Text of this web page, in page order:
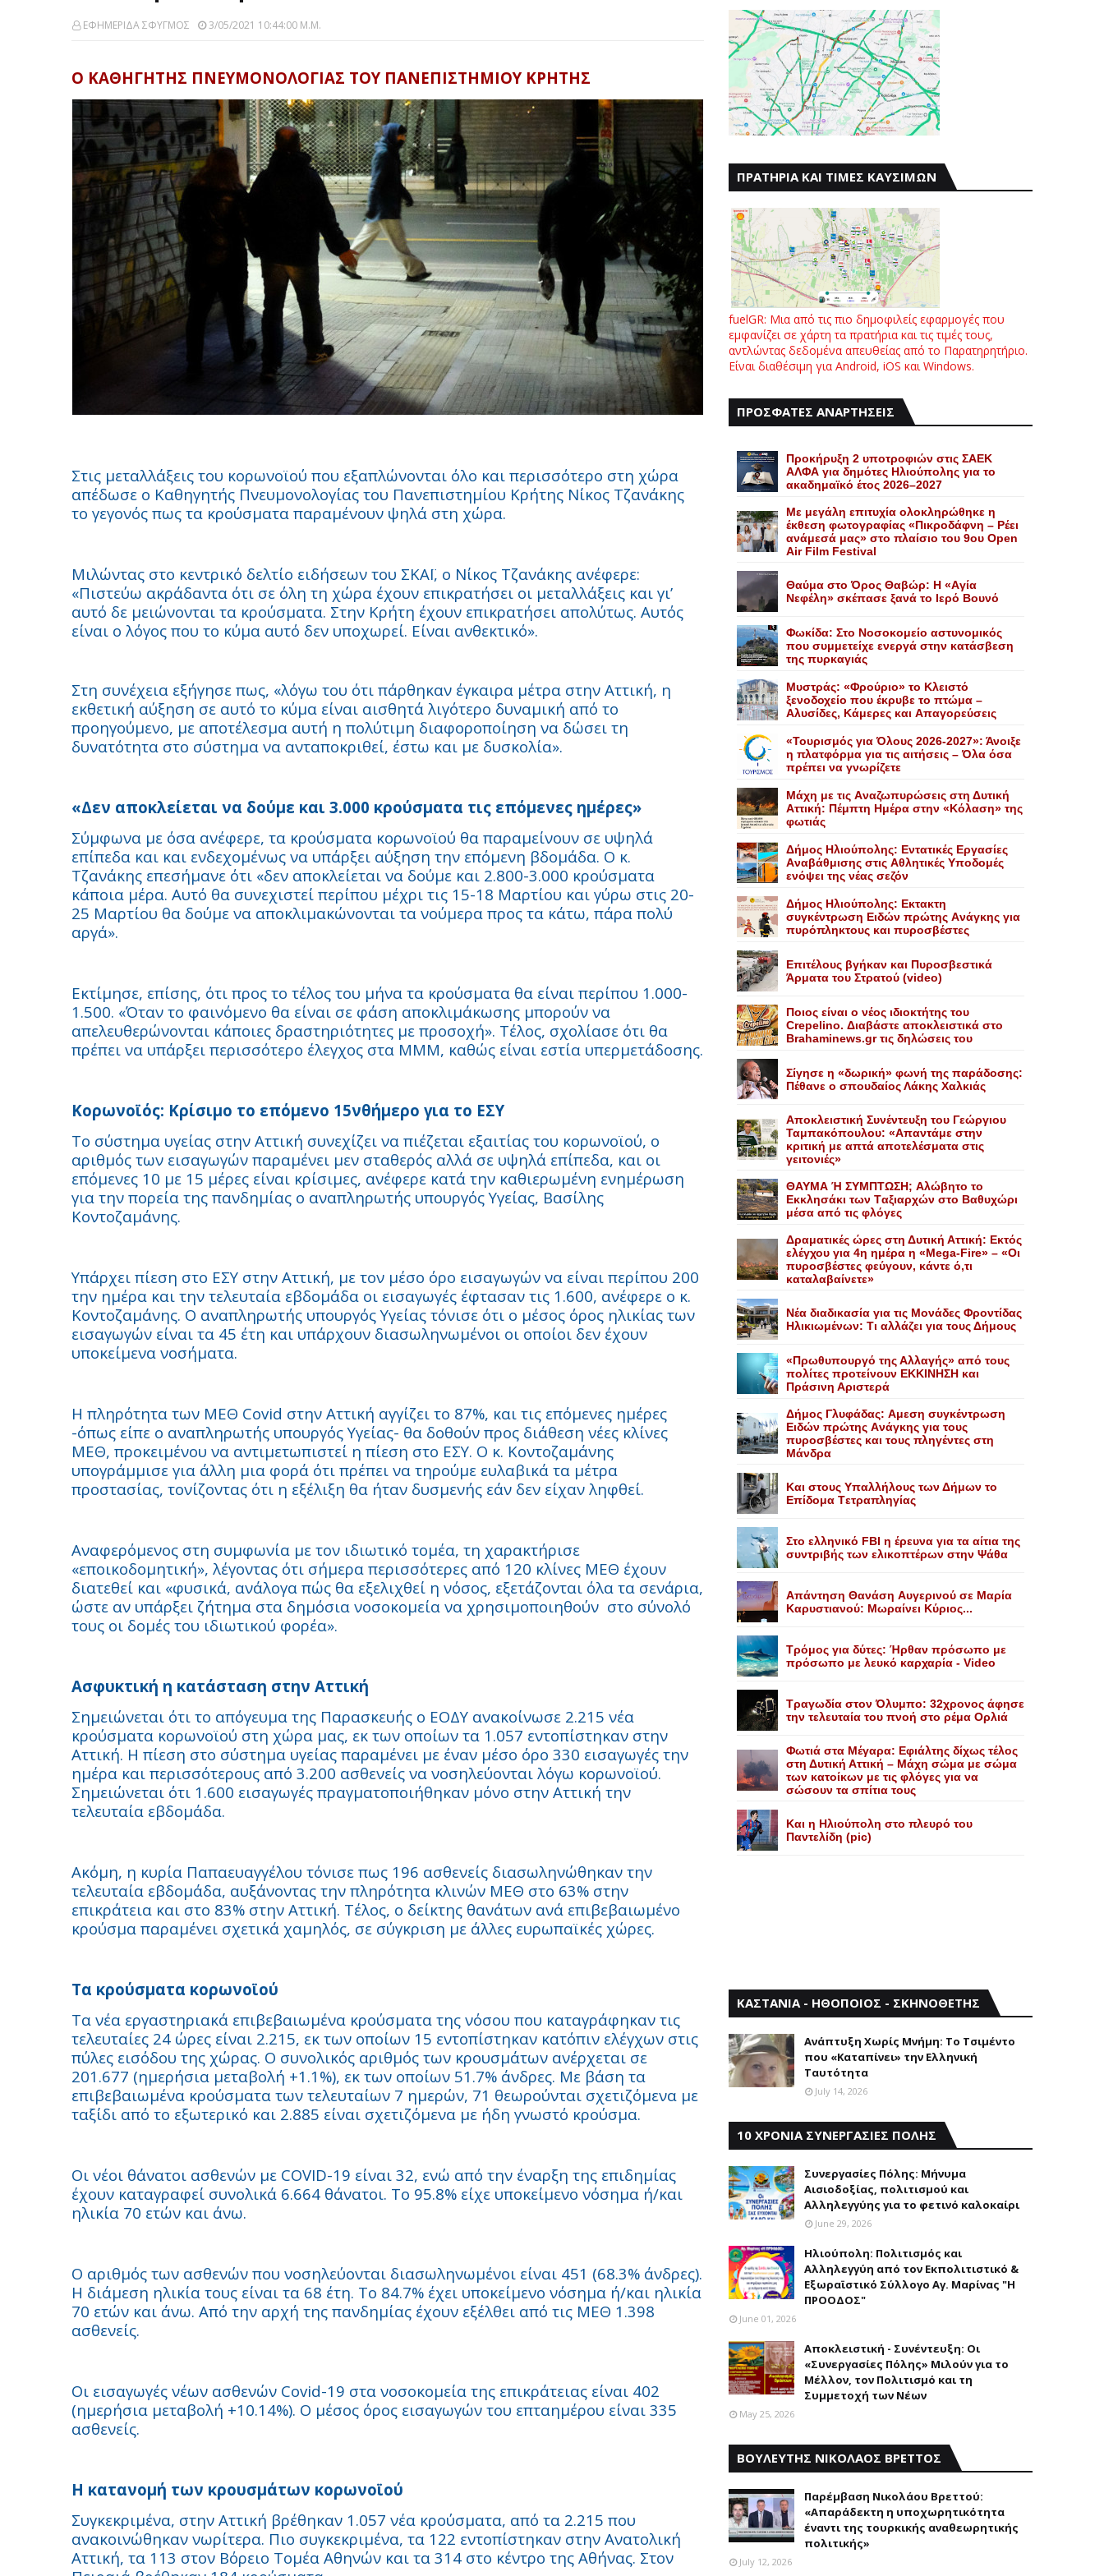
ΕΦΗΜΕΡΙΔΑ ΣΦΥΓΜΟΣ 3/05/2021 10:44:00 Μ.μ.
Ο ΚΑΘΗΓΗΤΗΣ ΠΝΕΥΜΟΝΟΛΟΓΙΑΣ ΤΟΥ ΠΑΝΕΠΙΣΤΗΜΙΟΥ ΚΡΗΤΗΣ
Στις μεταλλάξεις του κορωνοϊού που εξαπλώνονται όλο και περισσότερο στη χώρα
απέδωσε ο Καθηγητής Πνευμονολογίας του Πανεπιστημίου Κρήτης Νίκος Τζανάκης
το γεγονός πως τα κρούσματα παραμένουν ψηλά στη χώρα.
Μιλώντας στο κεντρικό δελτίο ειδήσεων του ΣΚΑΪ, ο Νίκος Τζανάκης ανέφερε:
«Πιστεύω ακράδαντα ότι σε όλη τη χώρα έχουν επικρατήσει οι μεταλλάξεις και γι’
αυτό δε μειώνονται τα κρούσματα. Στην Κρήτη έχουν επικρατήσει απολύτως. Αυτός
είναι ο λόγος που το κύμα αυτό δεν υποχωρεί. Είναι ανθεκτικό».
Στη συνέχεια εξήγησε πως, «λόγω του ότι πάρθηκαν έγκαιρα μέτρα στην Αττική, η
εκθετική αύξηση σε αυτό το κύμα είναι αισθητά λιγότερο δυναμική από το
προηγούμενο, με αποτέλεσμα αυτή η πολύτιμη διαφοροποίηση να δώσει τη
δυνατότητα στο σύστημα να ανταποκριθεί, έστω και με δυσκολία».
«Δεν αποκλείεται να δούμε και 3.000 κρούσματα τις επόμενες ημέρες»
Σύμφωνα με όσα ανέφερε, τα κρούσματα κορωνοϊού θα παραμείνουν σε υψηλά
επίπεδα και και ενδεχομένως να υπάρξει αύξηση την επόμενη βδομάδα. Ο κ.
Τζανάκης επεσήμανε ότι «δεν αποκλείεται να δούμε και 2.800-3.000 κρούσματα
κάποια μέρα. Αυτό θα συνεχιστεί περίπου μέχρι τις 15-18 Μαρτίου και γύρω στις 20-
25 Μαρτίου θα δούμε να αποκλιμακώνονται τα νούμερα προς τα κάτω, πάρα πολύ
αργά».
Εκτίμησε, επίσης, ότι προς το τέλος του μήνα τα κρούσματα θα είναι περίπου 1.000-
1.500. «Όταν το φαινόμενο θα είναι σε φάση αποκλιμάκωσης μπορούν να
απελευθερώνονται κάποιες δραστηριότητες με προσοχή». Τέλος, σχολίασε ότι θα
πρέπει να υπάρξει περισσότερο έλεγχος στα ΜΜΜ, καθώς είναι εστία υπερμετάδοσης.
Κορωνοϊός: Κρίσιμο το επόμενο 15νθήμερο για το ΕΣΥ
Το σύστημα υγείας στην Αττική συνεχίζει να πιέζεται εξαιτίας του κορωνοϊού, ο
αριθμός των εισαγωγών παραμένει μεν σταθερός αλλά σε υψηλά επίπεδα, και οι
επόμενες 10 με 15 μέρες είναι κρίσιμες, ανέφερε κατά την καθιερωμένη ενημέρωση
για την πορεία της πανδημίας ο αναπληρωτής υπουργός Υγείας, Βασίλης
Κοντοζαμάνης.
Υπάρχει πίεση στο ΕΣΥ στην Αττική, με τον μέσο όρο εισαγωγών να είναι περίπου 200
την ημέρα και την τελευταία εβδομάδα οι εισαγωγές έφτασαν τις 1.600, ανέφερε ο κ.
Κοντοζαμάνης. Ο αναπληρωτής υπουργός Υγείας τόνισε ότι ο μέσος όρος ηλικίας των
εισαγωγών είναι τα 45 έτη και υπάρχουν διασωληνωμένοι οι οποίοι δεν έχουν
υποκείμενα νοσήματα.
Η πληρότητα των ΜΕΘ Covid στην Αττική αγγίζει το 87%, και τις επόμενες ημέρες
-όπως είπε ο αναπληρωτής υπουργός Υγείας- θα δοθούν προς διάθεση νέες κλίνες
ΜΕΘ, προκειμένου να αντιμετωπιστεί η πίεση στο ΕΣΥ. Ο κ. Κοντοζαμάνης
υπογράμμισε για άλλη μια φορά ότι πρέπει να τηρούμε ευλαβικά τα μέτρα
προστασίας, τονίζοντας ότι η εξέλιξη θα ήταν δυσμενής εάν δεν είχαν ληφθεί.
Αναφερόμενος στη συμφωνία με τον ιδιωτικό τομέα, τη χαρακτήρισε
«εποικοδομητική», λέγοντας ότι σήμερα περισσότερες από 120 κλίνες ΜΕΘ έχουν
διατεθεί και «φυσικά, ανάλογα πώς θα εξελιχθεί η νόσος, εξετάζονται όλα τα σενάρια,
ώστε αν υπάρξει ζήτημα στα δημόσια νοσοκομεία να χρησιμοποιηθούν στο σύνολό
τους οι δομές του ιδιωτικού φορέα».
Ασφυκτική η κατάσταση στην Αττική
Σημειώνεται ότι το απόγευμα της Παρασκευής ο ΕΟΔΥ ανακοίνωσε 2.215 νέα
κρούσματα κορωνοϊού στη χώρα μας, εκ των οποίων τα 1.057 εντοπίστηκαν στην
Αττική. Η πίεση στο σύστημα υγείας παραμένει με έναν μέσο όρο 330 εισαγωγές την
ημέρα και περισσότερους από 3.200 ασθενείς να νοσηλεύονται λόγω κορωνοϊού.
Σημειώνεται ότι 1.600 εισαγωγές πραγματοποιήθηκαν μόνο στην Αττική την
τελευταία εβδομάδα.
Ακόμη, η κυρία Παπαευαγγέλου τόνισε πως 196 ασθενείς διασωληνώθηκαν την
τελευταία εβδομάδα, αυξάνοντας την πληρότητα κλινών ΜΕΘ στο 63% στην
επικράτεια και στο 83% στην Αττική. Τέλος, ο δείκτης θανάτων ανά επιβεβαιωμένο
κρούσμα παραμένει σχετικά χαμηλός, σε σύγκριση με άλλες ευρωπαϊκές χώρες.
Τα κρούσματα κορωνοϊού
Τα νέα εργαστηριακά επιβεβαιωμένα κρούσματα της νόσου που καταγράφηκαν τις
τελευταίες 24 ώρες είναι 2.215, εκ των οποίων 15 εντοπίστηκαν κατόπιν ελέγχων στις
πύλες εισόδου της χώρας. Ο συνολικός αριθμός των κρουσμάτων ανέρχεται σε
201.677 (ημερήσια μεταβολή +1.1%), εκ των οποίων 51.7% άνδρες. Με βάση τα
επιβεβαιωμένα κρούσματα των τελευταίων 7 ημερών, 71 θεωρούνται σχετιζόμενα με
ταξίδι από το εξωτερικό και 2.885 είναι σχετιζόμενα με ήδη γνωστό κρούσμα.
Οι νέοι θάνατοι ασθενών με COVID-19 είναι 32, ενώ από την έναρξη της επιδημίας
έχουν καταγραφεί συνολικά 6.664 θάνατοι. Το 95.8% είχε υποκείμενο νόσημα ή/και
ηλικία 70 ετών και άνω.
Ο αριθμός των ασθενών που νοσηλεύονται διασωληνωμένοι είναι 451 (68.3% άνδρες).
Η διάμεση ηλικία τους είναι τα 68 έτη. To 84.7% έχει υποκείμενο νόσημα ή/και ηλικία
70 ετών και άνω. Από την αρχή της πανδημίας έχουν εξέλθει από τις ΜΕΘ 1.398
ασθενείς.
Οι εισαγωγές νέων ασθενών Covid-19 στα νοσοκομεία της επικράτειας είναι 402
(ημερήσια μεταβολή +10.14%). Ο μέσος όρος εισαγωγών του επταημέρου είναι 335
ασθενείς.
Η κατανομή των κρουσμάτων κορωνοϊού
Συγκεκριμένα, στην Αττική βρέθηκαν 1.057 νέα κρούσματα, από τα 2.215 που
ανακοινώθηκαν νωρίτερα. Πιο συγκεκριμένα, τα 122 εντοπίστηκαν στην Ανατολική
Αττική, τα 113 στον Βόρειο Τομέα Αθηνών και τα 314 στο κέντρο της Αθήνας. Στον
ΠΡΑΤΗΡΙΑ ΚΑΙ ΤΙΜΕΣ ΚΑΥΣΙΜΩΝ
fuelGR: Μια από τις πιο δημοφιλείς εφαρμογές που
εμφανίζει σε χάρτη τα πρατήρια και τις τιμές τους,
αντλώντας δεδομένα απευθείας από το Παρατηρητήριο.
Είναι διαθέσιμη για Android, iOS και Windows.
ΠΡΟΣΦΑΤΕΣ ΑΝΑΡΤΗΣΕΙΣ
Προκήρυξη 2 υποτροφιών στις ΣΑΕΚ
ΑΛΦΑ για δημότες Ηλιούπολης για το
ακαδημαϊκό έτος 2026–2027
Με μεγάλη επιτυχία ολοκληρώθηκε η
έκθεση φωτογραφίας «Πικροδάφνη – Ρέει
ανάμεσά μας» στο πλαίσιο του 9ου Open
Air Film Festival
Θαύμα στο Όρος Θαβώρ: H «Aγία
Nεφέλη» σκέπασε ξανά το Iερό Bουνό
Φωκίδα: Στο Νοσοκομείο αστυνομικός
που συμμετείχε ενεργά στην κατάσβεση
της πυρκαγιάς
Mυστράς: «Φρούριο» το Kλειστό
ξενοδοχείο που έκρυβε το πτώμα –
Aλυσίδες, Kάμερες και Aπαγορεύσεις
«Τουρισμός για Όλους 2026-2027»: Άνοιξε
η πλατφόρμα για τις αιτήσεις – Όλα όσα
πρέπει να γνωρίζετε
Mάχη με τις Aναζωπυρώσεις στη Δυτική
Aττική: Πέμπτη Hμέρα στην «Kόλαση» της
φωτιάς
Δήμος Ηλιούπολης: Eντατικές Eργασίες
Aναβάθμισης στις Aθλητικές Yποδομές
ενόψει της νέας σεζόν
Δήμος Ηλιούπολης: Eκτακτη
συγκέντρωση Eιδών πρώτης Aνάγκης για
πυρόπληκτους και πυροσβέστες
Επιτέλους βγήκαν και Πυροσβεστικά
Άρματα του Στρατού (video)
Ποιος είναι ο νέος ιδιοκτήτης του
Crepelino. Διαβάστε αποκλειστικά στο
Brahaminews.gr τις δηλώσεις του
Σίγησε η «δωρική» φωνή της παράδοσης:
Πέθανε o σπουδαίος Λάκης Xαλκιάς
Αποκλειστική Συνέντευξη του Γεώργιου
Ταμπακόπουλου: «Απαντάμε στην
κριτική με απτά αποτελέσματα στις
γειτονιές»
ΘΑΥΜΑ Ή ΣΥΜΠΤΩΣΗ; Aλώβητο το
Eκκλησάκι των Tαξιαρχών στο Bαθυχώρι
μέσα από τις φλόγες
Δραματικές ώρες στη Δυτική Αττική: Εκτός
ελέγχου για 4η ημέρα η «Mega-Fire» – «Οι
πυροσβέστες φεύγουν, κάντε ό,τι
καταλαβαίνετε»
Nέα διαδικασία για τις Mονάδες Φροντίδας
Hλικιωμένων: Tι αλλάζει για τους Δήμους
«Πρωθυπουργό της Αλλαγής» από τους
πολίτες προτείνουν EKKINHΣΗ και
Πράσινη Αριστερά
Δήμος Γλυφάδας: Aμεση συγκέντρωση
Eιδών πρώτης Aνάγκης για τους
πυροσβέστες και τους πληγέντες στη
Mάνδρα
Kαι στους Yπαλλήλους των Δήμων το
Eπίδομα Tετραπληγίας
Στο ελληνικό FBI η έρευνα για τα αίτια της
συντριβής των ελικοπτέρων στην Ψάθα
Aπάντηση Θανάση Aυγερινού σε Mαρία
Kαρυστιανού: Mωραίνει Kύριος...
Τρόμος για δύτες: Ήρθαν πρόσωπο με
πρόσωπο με λευκό καρχαρία - Video
Τραγωδία στον Όλυμπο: 32χρονος άφησε
την τελευταία του πνοή στο ρέμα Ορλιά
Φωτιά στα Μέγαρα: Εφιάλτης δίχως τέλος
στη Δυτική Αττική – Μάχη σώμα με σώμα
των κατοίκων με τις φλόγες για να
σώσουν τα σπίτια τους
Και η Ηλιούπολη στο πλευρό του
Παντελίδη (pic)
ΚΑΣΤΑΝΙΑ - ΗΘΟΠΟΙΟΣ - ΣΚΗΝΟΘΕΤΗΣ
Aνάπτυξη Xωρίς Mνήμη: Το Τσιμέντο
που «Καταπίνει» την Ελληνική
Ταυτότητα
July 14, 2026
10 ΧΡΟΝΙΑ ΣΥΝΕΡΓΑΣΙΕΣ ΠΟΛΗΣ
Συνεργασίες Πόλης: Mήνυμα
Aισιοδοξίας, πολιτισμού και
Aλληλεγγύης για το φετινό καλοκαίρι
June 29, 2026
Ηλιούπολη: Πολιτισμός και
Aλληλεγγύη από τον Εκπολιτιστικό &
Εξωραϊστικό Σύλλογο Αγ. Μαρίνας "Η
ΠΡΟΟΔΟΣ"
June 01, 2026
Αποκλειστική - Συνέντευξη: Οι
«Συνεργασίες Πόλης» Μιλούν για το
Μέλλον, τον Πολιτισμό και τη
Συμμετοχή των Νέων
May 25, 2026
ΒΟΥΛΕΥΤΗΣ ΝΙΚΟΛΑΟΣ ΒΡΕΤΤΟΣ
Παρέμβαση Nικολάου Bρεττού:
«Aπαράδεκτη η υποχωρητικότητα
έναντι της τουρκικής αναθεωρητικής
πολιτικής»
July 12, 2026